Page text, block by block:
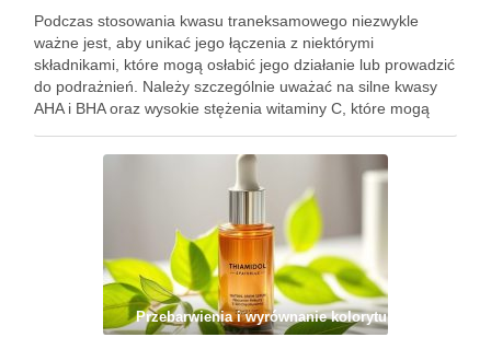
Podczas stosowania kwasu traneksamowego niezwykle
ważne jest, aby unikać jego łączenia z niektórymi
składnikami, które mogą osłabić jego działanie lub prowadzić
do podrażnień. Należy szczególnie uważać na silne kwasy
AHA i BHA oraz wysokie stężenia witaminy C, które mogą
kombinacji należy unikać, …
Przebarwienia i wyrównanie kolorytu